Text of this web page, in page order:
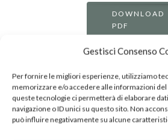
Gestisci Consenso
Per fornire le migliori esperienze, utilizziamo
memorizzare e/o accedere alle informazioni del
queste tecnologie ci permetterà di elaborare
navigazione o ID unici su questo sito. Non
può influire negativamente su alcune
DOWNLOAD
PDF